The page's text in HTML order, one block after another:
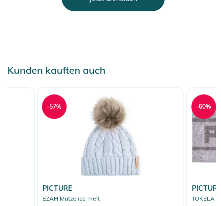
Kunden kauften auch
PICTURE
EZAH Mütze ice melt
-57%
PICTURE
TOKELA
-60%